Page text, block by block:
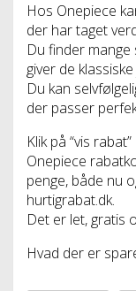
Hos Onepiece
der har taget
Du finder
giver de
Du kan
der passer
Klik på “vis
Onepiece
penge, både nu
hurtigrabat.dk.
Det er let, gratis
Hvad der er